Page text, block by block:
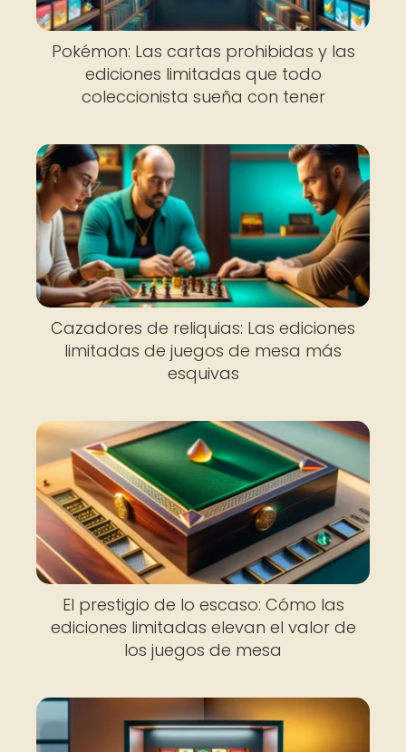
Pokémon: Las cartas prohibidas y las
ediciones limitadas que todo
coleccionista sueña con tener
Cazadores de reliquias: Las ediciones
limitadas de juegos de mesa más
esquivas
El prestigio de lo escaso: Cómo las
ediciones limitadas elevan el valor de
los juegos de mesa